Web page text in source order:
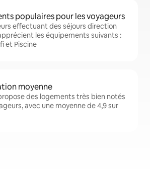
populaires pour les voyageurs
effectuant des séjours direction
les équipements suivants :
et Piscine
moyenne
des logements très bien notés
avec une moyenne de 4,9 sur